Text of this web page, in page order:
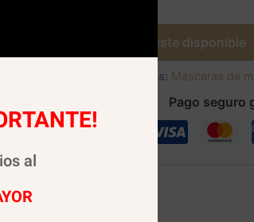
Avísame cuando este disponible
Categorías: Máscaras de
Pago seguro
al